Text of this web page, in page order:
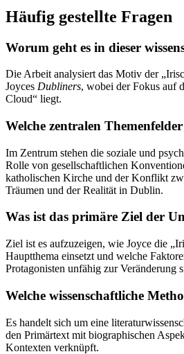
Häufig gestellte Fragen
Worum geht es in dieser
Die Arbeit analysiert das Motiv der
Joyces Dubliners, wobei der Fokus auf
Cloud“ liegt.
Welche zentralen
Im Zentrum stehen die soziale und
Rolle von gesellschaftlichen
katholischen Kirche und der Konflikt
Träumen und der Realität in Dublin.
Was ist das primäre Ziel der
Ziel ist es aufzuzeigen, wie Joyce die
Hauptthema einsetzt und welche
Protagonisten unfähig zur Veränderung
Welche wissenschaftliche
Es handelt sich um eine
den Primärtext mit biographischen
Kontexten verknüpft.